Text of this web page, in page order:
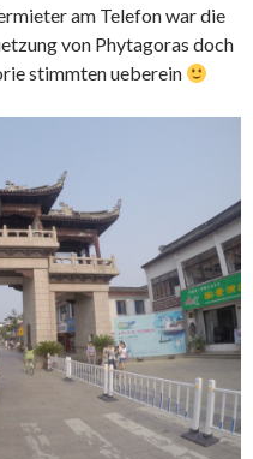
am Telefon war die
von Phytagoras doch
stimmten ueberein